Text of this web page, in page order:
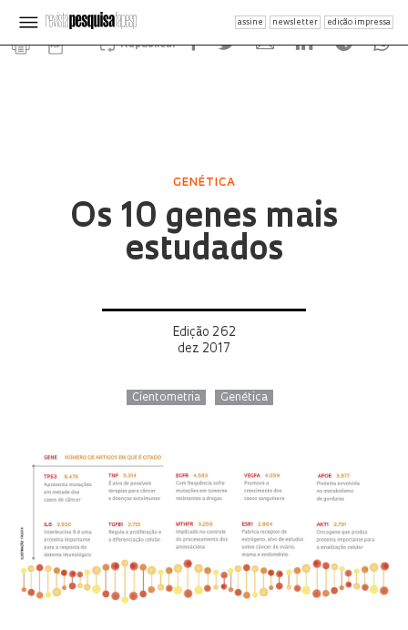
assine newsletter edição impressa
Republicar
GENÉTICA
Os 10 genes mais
estudados
Edição 262
dez 2017
Cientometria Genética